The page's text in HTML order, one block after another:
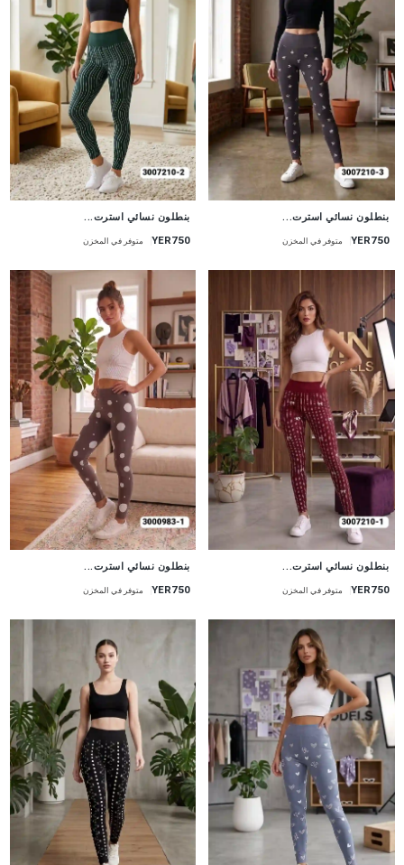
جديد
بنطلون نسائي استرت...
YER750 متوفر في المخزن
جديد
بنطلون نسائي استرت...
YER750 متوفر في المخزن
جديد
بنطلون نسائي استرت...
YER750 متوفر في المخزن
جديد
بنطلون نسائي استرت...
YER750 متوفر في المخزن